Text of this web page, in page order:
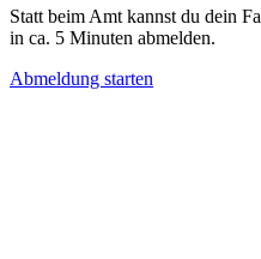
Statt beim Amt kannst du dein
in ca. 5 Minuten abmelden.
Abmeldung starten